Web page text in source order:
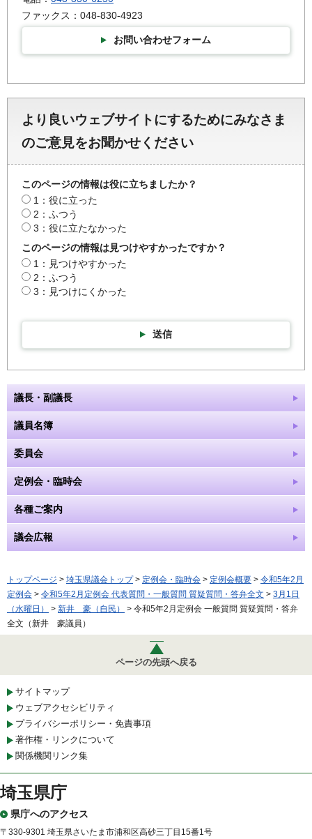
ファックス：048-830-4923
お問い合わせフォーム
より良いウェブサイトにするためにみなさま
のご意見をお聞かせください
このページの情報は役に立ちましたか？
1：役に立った
2：ふつう
3：役に立たなかった
このページの情報は見つけやすかったですか？
1：見つけやすかった
2：ふつう
3：見つけにくかった
送信
議長・副議長
議員名簿
委員会
定例会・臨時会
各種ご案内
議会広報
トップページ > 埼玉県議会トップ> 定例会・臨時会 > 定例会概要 > 令和5年2月
定例会 > 令和5年2月定例会 代表質問・一般質問 質疑質問・答弁全文 > 3月1日
（水曜日）
> 新井 豪（自民）
> 令和5年2月定例会 一般質問 質疑質問・答弁
全文（新井 豪議員）
ページの先頭へ戻る
サイトマップ
ウェブアクセシビリティ
プライバシーポリシー・免責事項
著作権・リンクについて
関係機関リンク集
埼玉県庁
県庁へのアクセス
〒330-9301 埼玉県さいたま市浦和区高砂三丁目15番1号